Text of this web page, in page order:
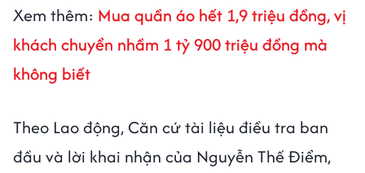
Xem thêm: Mua quần áo hết 1,9 triệu đồng, vị
khách chuyển nhầm 1 tỷ 900 triệu đồng mà
không biết
Theo Lao động, Căn cứ tài liệu điều tra ban
đầu và lời khai nhận của Nguyễn Thế Điểm,